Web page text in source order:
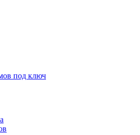
под ключ